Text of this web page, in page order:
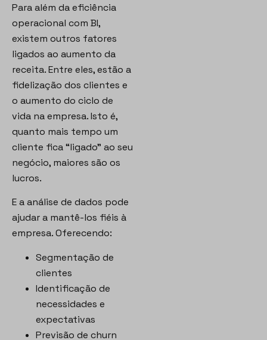
Para além da eficiência
operacional com BI,
existem outros fatores
ligados ao aumento da
receita. Entre eles, estão a
fidelização dos clientes e
o aumento do ciclo de
vida na empresa. Isto é,
quanto mais tempo um
cliente fica “ligado” ao seu
negócio, maiores são os
lucros.
E a análise de dados pode
ajudar a mantê-los fiéis à
empresa. Oferecendo:
Segmentação de
clientes
Identificação de
necessidades e
expectativas
Previsão de churn